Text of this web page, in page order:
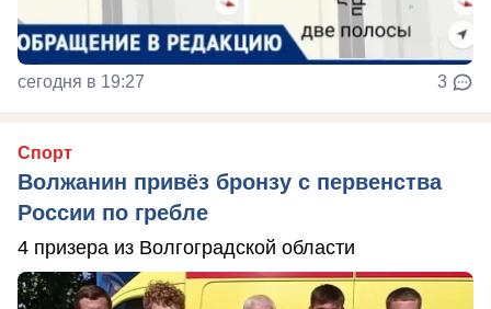
сегодня в 19:27 3
Спорт
Волжанин привёз бронзу с первенства
России по гребле
4 призера из Волгоградской области